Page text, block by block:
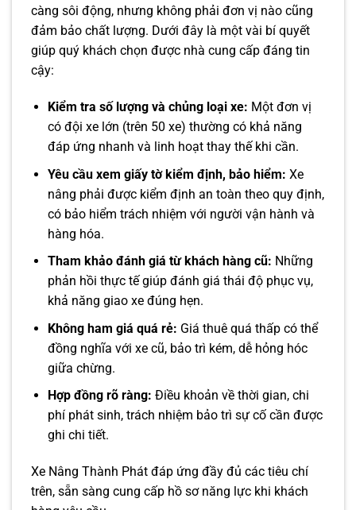
càng sôi động, nhưng không phải đơn vị nào cũng
đảm bảo chất lượng. Dưới đây là một vài bí quyết
giúp quý khách chọn được nhà cung cấp đáng tin
cậy:
Kiểm tra số lượng và chủng loại xe: Một đơn vị
có đội xe lớn (trên 50 xe) thường có khả năng
đáp ứng nhanh và linh hoạt thay thế khi cần.
Yêu cầu xem giấy tờ kiểm định, bảo hiểm: Xe
nâng phải được kiểm định an toàn theo quy định,
có bảo hiểm trách nhiệm với người vận hành và
hàng hóa.
Tham khảo đánh giá từ khách hàng cũ: Những
phản hồi thực tế giúp đánh giá thái độ phục vụ,
khả năng giao xe đúng hẹn.
Không ham giá quá rẻ: Giá thuê quá thấp có thể
đồng nghĩa với xe cũ, bảo trì kém, dễ hỏng hóc
giữa chừng.
Hợp đồng rõ ràng: Điều khoản về thời gian, chi
phí phát sinh, trách nhiệm bảo trì sự cố cần được
ghi chi tiết.
Xe Nâng Thành Phát đáp ứng đầy đủ các tiêu chí
trên, sẵn sàng cung cấp hồ sơ năng lực khi khách